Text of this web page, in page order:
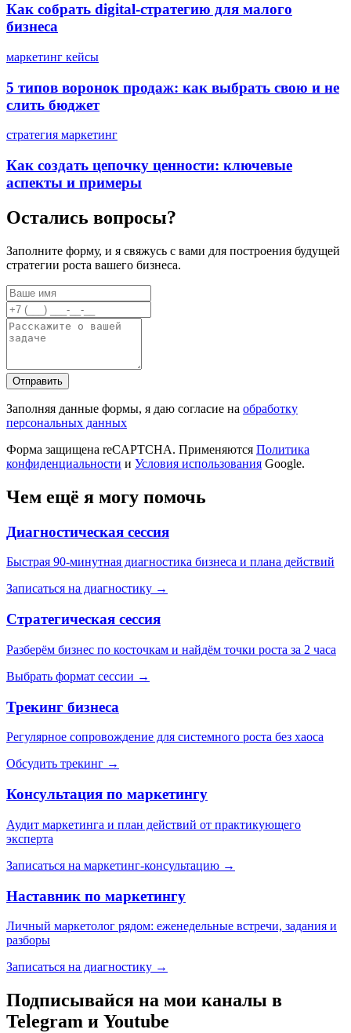
Как собрать digital-стратегию для малого
бизнеса
маркетинг кейсы
5 типов воронок продаж: как выбрать свою и не
слить бюджет
стратегия маркетинг
Как создать цепочку ценности: ключевые
аспекты и примеры
Остались вопросы?
Заполните форму, и я свяжусь с вами для построения будущей
стратегии роста вашего бизнеса.
Отправить
Заполняя данные формы, я даю согласие на обработку
персональных данных
Форма защищена reCAPTCHA. Применяются Политика
конфиденциальности и Условия использования Google.
Чем ещё я могу помочь
Диагностическая сессия
Быстрая 90-минутная диагностика бизнеса и плана действий
Записаться на диагностику →
Стратегическая сессия
Разберём бизнес по косточкам и найдём точки роста за 2 часа
Выбрать формат сессии →
Трекинг бизнеса
Регулярное сопровождение для системного роста без хаоса
Обсудить трекинг →
Консультация по маркетингу
Аудит маркетинга и план действий от практикующего
эксперта
Записаться на маркетинг-консультацию →
Наставник по маркетингу
Личный маркетолог рядом: еженедельные встречи, задания и
разборы
Записаться на диагностику →
Подписывайся на мои каналы в
Telegram и Youtube